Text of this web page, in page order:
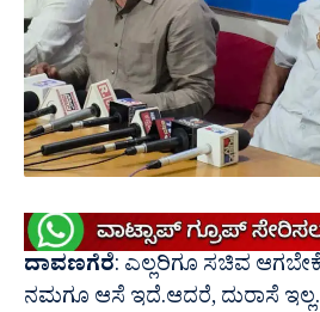
ದಾವಣಗೆರೆ: ಎಲ್ಲರಿಗೂ ಸಚಿವ
ನಮಗೂ ಆಸೆ ಇದೆ.ಆದರೆ,‌ ದುರಾಸೆ ಇಲ್ಲ.